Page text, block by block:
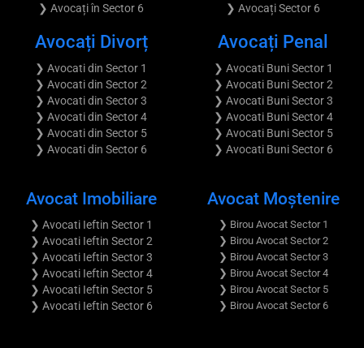
❯ Avocați în Sector 6 ❯ Avocați Sector 6
Avocați Divorț
❯ Avocati din Sector 1
❯ Avocati din Sector 2
❯ Avocati din Sector 3
❯ Avocati din Sector 4
❯ Avocati din Sector 5
❯ Avocati din Sector 6
Avocați Penal
❯ Avocati Buni Sector 1
❯ Avocati Buni Sector 2
❯ Avocati Buni Sector 3
❯ Avocati Buni Sector 4
❯ Avocati Buni Sector 5
❯ Avocati Buni Sector 6
Avocat Imobiliare
❯ Avocati Ieftin Sector 1
❯ Avocati Ieftin Sector 2
❯ Avocati Ieftin Sector 3
❯ Avocati Ieftin Sector 4
❯ Avocati Ieftin Sector 5
❯ Avocati Ieftin Sector 6
Avocat Moştenire
❯ Birou Avocat Sector 1
❯ Birou Avocat Sector 2
❯ Birou Avocat Sector 3
❯ Birou Avocat Sector 4
❯ Birou Avocat Sector 5
❯ Birou Avocat Sector 6